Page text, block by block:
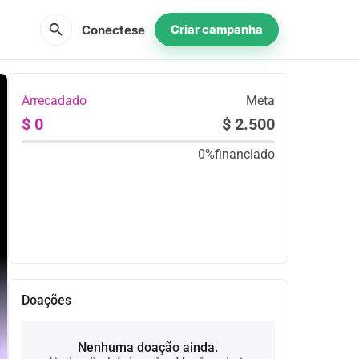
search Conectese Criar campanha
Arrecadado Meta
$ 0 $ 2.500
0%financiado
Doações
Nenhuma doação ainda.